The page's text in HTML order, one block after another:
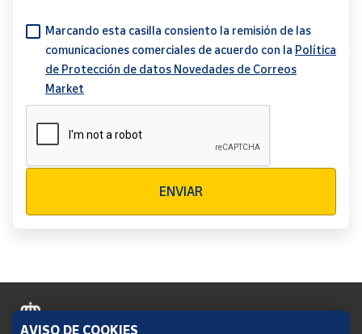
Marcando esta casilla consiento la remisión de las
comunicaciones comerciales de acuerdo con la Política
de Protección de datos Novedades de Correos
Market
ENVIAR
AVISO DE COOKIES